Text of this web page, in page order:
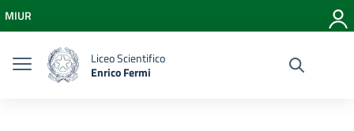
Vai al menu di navigazione
Vai al footer
MIUR
Liceo Scientifico
Enrico Fermi